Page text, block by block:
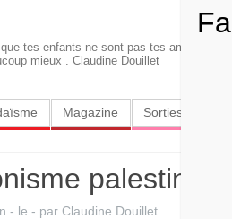
tes enfants ne sont pas tes amis et que
mieux . Claudine Douillet
Magazine Sorties
palestinien
- le - par Claudine Douillet.